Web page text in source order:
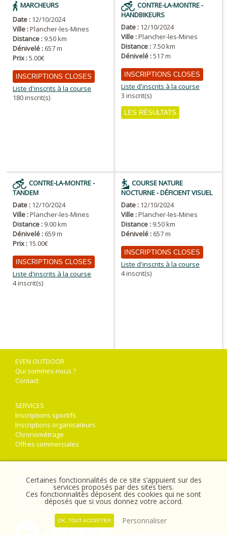
MARCHEURS
Date : 12/10/2024
Ville :Plancher-les-Mines
Distance : 9.50 km
Dénivelé : 657 m
Prix :5.00€
INSCRIPTIONS CLOSES
Liste d'inscrits à la course
180 inscrit(s)
CONTRE-LA-MONTRE -
HANDBIKEURS
Date : 12/10/2024
Ville :Plancher-les-Mines
Distance :7.50 km
Dénivelé :517 m
INSCRIPTIONS CLOSES
Liste d'inscrits à la course
3 inscrit(s)
LES RÉSULTATS
CONTRE-LA-MONTRE -
TANDEM
Date : 12/10/2024
Ville :Plancher-les-Mines
Distance : 9.00 km
Dénivelé : 659 m
Prix : 15.00€
INSCRIPTIONS CLOSES
Liste d'inscrits à la course
4 inscrit(s)
COURSE NATURE
NOCTURNE - DÉFICIENT VISUEL
Date : 12/10/2024
Ville :Plancher-les-Mines
Distance : 9.50 km
Dénivelé : 657 m
INSCRIPTIONS CLOSES
Liste d'inscrits à la course
4 inscrit(s)
EVEN OUTDOOR
Qui sommes-nous ?
Contact
SERVICES
Inscriptions sportifs
Inscriptions organisateurs
Chronométrage
Offres commerciales
Conditions générales de vente
Mentions Légales
Gestion des cookies
Manuel d’utilisation
Certaines fonctionnalités de ce site s’appuient sur des
services proposés par des sites tiers.
Ces fonctionnalités déposent des cookies qui ne sont
déposés que si vous donnez votre accord.
OK , TOUT ACCEPTER Personnaliser